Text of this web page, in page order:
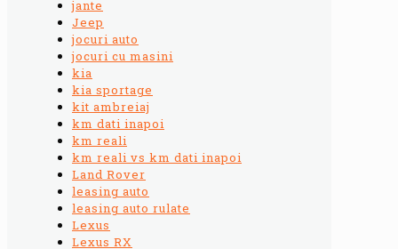
jante
Jeep
jocuri auto
jocuri cu masini
kia
kia sportage
kit ambreiaj
km dati inapoi
km reali
km reali vs km dati inapoi
Land Rover
leasing auto
leasing auto rulate
Lexus
Lexus RX